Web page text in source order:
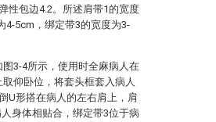
性包边4.2。所述肩带1的宽度
4-5cm，绑定带3的宽度为3-
3-4所示，使用时全麻病人在
仰卧位，将套头框套入病人
U形搭在病人的左右肩上，肩
身体相贴合，绑定带3位于病